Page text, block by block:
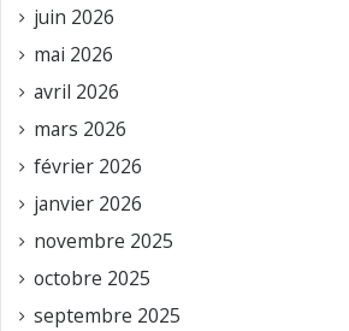
juin 2026
mai 2026
avril 2026
mars 2026
février 2026
janvier 2026
novembre 2025
octobre 2025
septembre 2025